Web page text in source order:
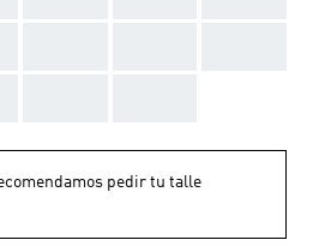
pedir tu talle